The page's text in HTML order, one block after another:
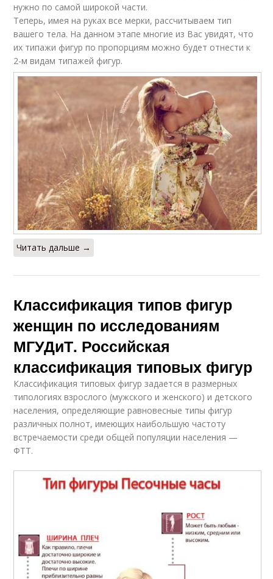
нужно по самой широкой части.
Теперь, имея на руках все мерки, рассчитываем тип
вашего тела. На данном этапе многие из Вас увидят, что
их типажи фигур по пропорциям можно будет отнести к
2-м видам типажей фигур.
Читать дальше →
Классификация типов фигур
женщин по исследованиям
МГУДиТ. Российская
классификация типовых фигур
Классификация типовых фигур задается в размерных
типологиях взрослого (мужского и женского) и детского
населения, определяющие равновесные типы фигур
различных полнот, имеющих наибольшую частоту
встречаемости среди общей популяции населения —
ФТТ.